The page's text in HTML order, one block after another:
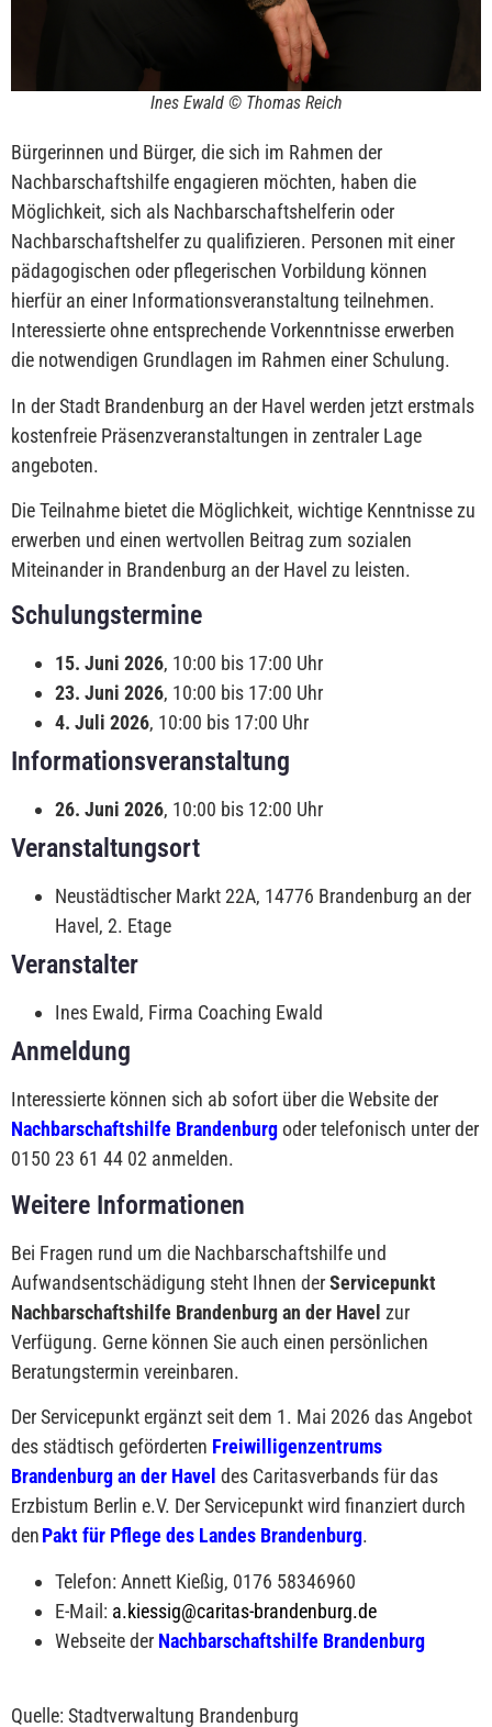
Ines Ewald © Thomas Reich
Bürgerinnen und Bürger, die sich im Rahmen der
Nachbarschaftshilfe engagieren möchten, haben die
Möglichkeit, sich als Nachbarschaftshelferin oder
Nachbarschaftshelfer zu qualifizieren. Personen mit einer
pädagogischen oder pflegerischen Vorbildung können
hierfür an einer Informationsveranstaltung teilnehmen.
Interessierte ohne entsprechende Vorkenntnisse erwerben
die notwendigen Grundlagen im Rahmen einer Schulung.
In der Stadt Brandenburg an der Havel werden jetzt erstmals
kostenfreie Präsenzveranstaltungen in zentraler Lage
angeboten.
Die Teilnahme bietet die Möglichkeit, wichtige Kenntnisse zu
erwerben und einen wertvollen Beitrag zum sozialen
Miteinander in Brandenburg an der Havel zu leisten.
Schulungstermine
15. Juni 2026, 10:00 bis 17:00 Uhr
23. Juni 2026, 10:00 bis 17:00 Uhr
4. Juli 2026, 10:00 bis 17:00 Uhr
Informationsveranstaltung
26. Juni 2026, 10:00 bis 12:00 Uhr
Veranstaltungsort
Neustädtischer Markt 22A, 14776 Brandenburg an der
Havel, 2. Etage
Veranstalter
Ines Ewald, Firma Coaching Ewald
Anmeldung
Interessierte können sich ab sofort über die Website der
Nachbarschaftshilfe Brandenburgoder telefonisch unter der
0150 23 61 44 02 anmelden.
Weitere Informationen
Bei Fragen rund um die Nachbarschaftshilfe und
Aufwandsentschädigung steht Ihnen derServicepunkt
Nachbarschaftshilfe Brandenburg an der Havel zur
Verfügung. Gerne können Sie auch einen persönlichen
Beratungstermin vereinbaren.
Der Servicepunkt ergänzt seit dem 1. Mai 2026 das Angebot
des städtisch geförderten Freiwilligenzentrums
Brandenburg an der Havel des Caritasverbands für das
Erzbistum Berlin e.V. Der Servicepunkt wird finanziert durch
denPakt für Pflege des Landes Brandenburg.
Telefon: Annett Kießig, 0176 58346960
E-Mail: a.kiessig@caritas-brandenburg.de
Webseite der Nachbarschaftshilfe Brandenburg
Quelle: Stadtverwaltung Brandenburg